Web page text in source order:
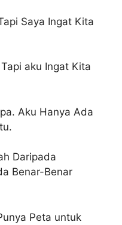
Saya Ingat Kita
aku Ingat Kita
Aku Hanya Ada
Daripada
Benar-Benar
Peta untuk